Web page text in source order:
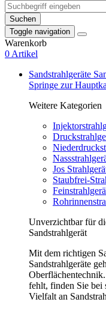
Suchen
Toggle navigation
Warenkorb
0 Artikel
Sandstrahlgeräte
Springe zur
Weitere Kategorien
Jos
Staubfrei-
Unverzichtbar für
Sandstrahlgerät
Mit dem richtigen
Sandstrahlgeräte
fehlt, finden Sie bei
Vielfalt an